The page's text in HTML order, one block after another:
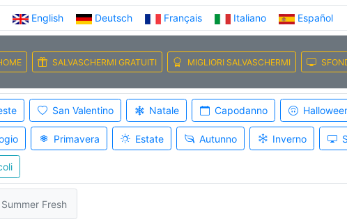
English Deutsch Français Italiano Español
SALVASCHERMI GRATUITI MIGLIORI SALVASCHERMI
San Valentino Natale Capodanno
Primavera Estate Autunno Inverno
Fresh